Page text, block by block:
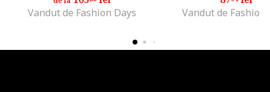
Vandut de Fashion Days
Vandut de Fashion